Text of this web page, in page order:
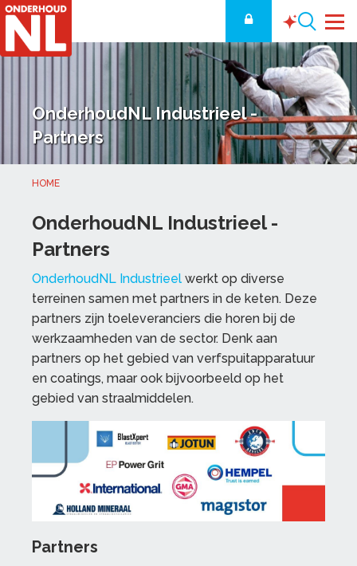
OnderhoudNL Industrieel -
Partners
HOME
OnderhoudNL Industrieel -
Partners
OnderhoudNL Industrieel werkt op diverse
terreinen samen met partners in de keten. Deze
partners zijn toeleveranciers die horen bij de
werkzaamheden van de sector. Denk aan
partners op het gebied van verfspuitapparatuur
en coatings, maar ook bijvoorbeeld op het
gebied van straalmiddelen.
Partners